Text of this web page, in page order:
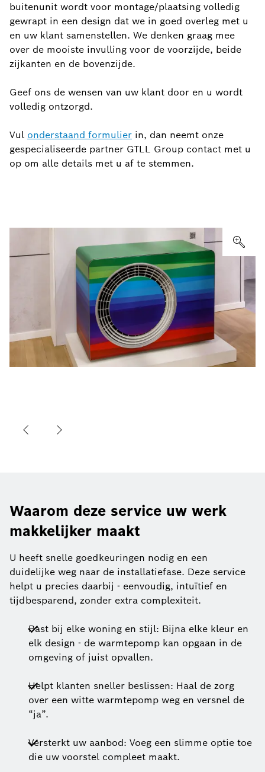
buitenunit wordt voor montage/plaatsing volledig
gewrapt in een design dat we in goed overleg met u
en uw klant samenstellen. We denken graag mee
over de mooiste invulling voor de voorzijde, beide
zijkanten en de bovenzijde.
Geef ons de wensen van uw klant door en u wordt
volledig ontzorgd.
Vul onderstaand formulier in, dan neemt onze
gespecialiseerde partner GTLL Group contact met u
op om alle details met u af te stemmen.
Waarom deze service uw werk
makkelijker maakt
U heeft snelle goedkeuringen nodig en een
duidelijke weg naar de installatiefase. Deze service
helpt u precies daarbij - eenvoudig, intuïtief en
tijdbesparend, zonder extra complexiteit.
Past bij elke woning en stijl: Bijna elke kleur en
elk design - de warmtepomp kan opgaan in de
omgeving of juist opvallen.
Helpt klanten sneller beslissen: Haal de zorg
over een witte warmtepomp weg en versnel de
“ja”.
Versterkt uw aanbod: Voeg een slimme optie toe
die uw voorstel compleet maakt.